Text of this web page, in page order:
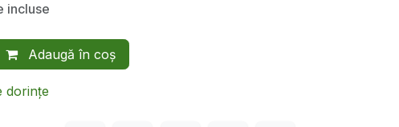
incluse
Adaugă în coș
dorințe